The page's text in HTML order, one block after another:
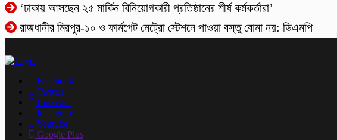
‘ঢাকায় আসছেন ২৫ মার্কিন বিনিয়োগকারী প্রতিষ্ঠানের শীর্ষ কর্মকর্তারা’
রাজধানীর মিরপুর-১০ ও ফার্মগেট মেট্রো স্টেশনে পাওয়া বস্তু বোমা নয়: ডিএমপি
Facebook
Twitter
Linkedin
Instagram
Youtube
Google Plus